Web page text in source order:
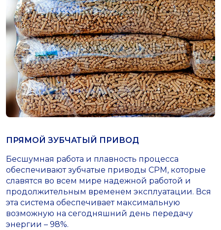
ПРЯМОЙ ЗУБЧАТЫЙ ПРИВОД
Бесшумная работа и плавность процесса
обеспечивают зубчатые приводы СРМ, которые
славятся во всем мире надежной работой и
продолжительным временем эксплуатации. Вся
эта система обеспечивает максимальную
возможную на сегодняшний день передачу
энергии – 98%.